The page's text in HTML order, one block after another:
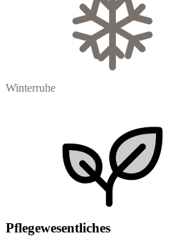
Winterruhe
Pflegewesentliches